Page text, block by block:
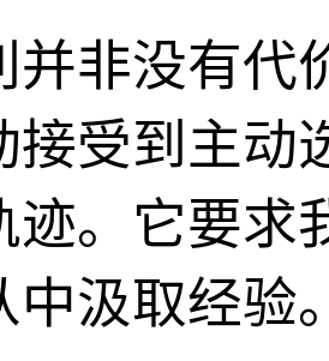
并非没有代
接受到主动
迹。它要求
中汲取经验